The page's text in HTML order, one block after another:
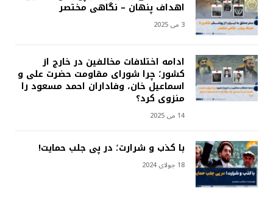
اهداف پنهان – نگاهی مختصر
3 می 2025
ادامه اختلافات مخالفین در خارج از
کشور؛ چرا شورای مقاومت حضرت علی و
اسماعیل خان، وفاداران احمد مسعود را
منزوی کرد؟
14 می 2025
با کذب و شرارت؛ در پی جلب حمایت!
18 جولای 2024